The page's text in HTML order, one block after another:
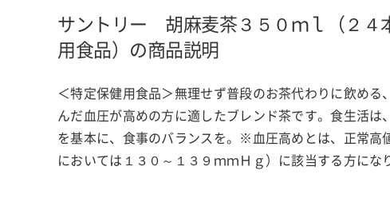
サントリー 胡麻麦茶３５０ｍｌ（２４
用食品）の商品説明
＜特定保健用食品＞無理せず普段のお茶代わりに飲める
んだ血圧が高めの方に適したブレンド茶です。食生活は
を基本に、食事のバランスを。※血圧高めとは、正常高
においては１３０～１３９ｍｍＨｇ）に該当する方にな